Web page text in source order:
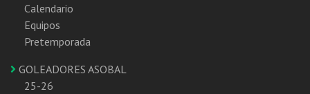
Calendario
Equipos
Pretemporada
GOLEADORES ASOBAL
25-26